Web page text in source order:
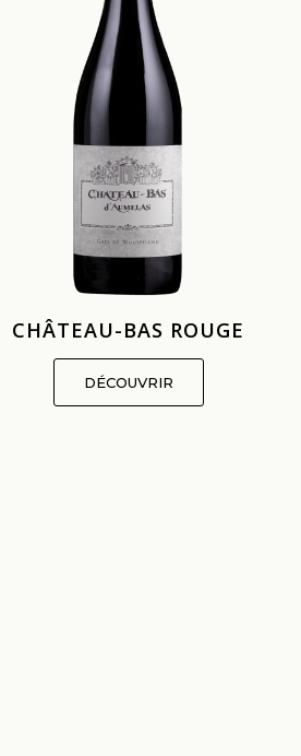
CHÂTEAU-BAS ROUGE
DÉCOUVRIR